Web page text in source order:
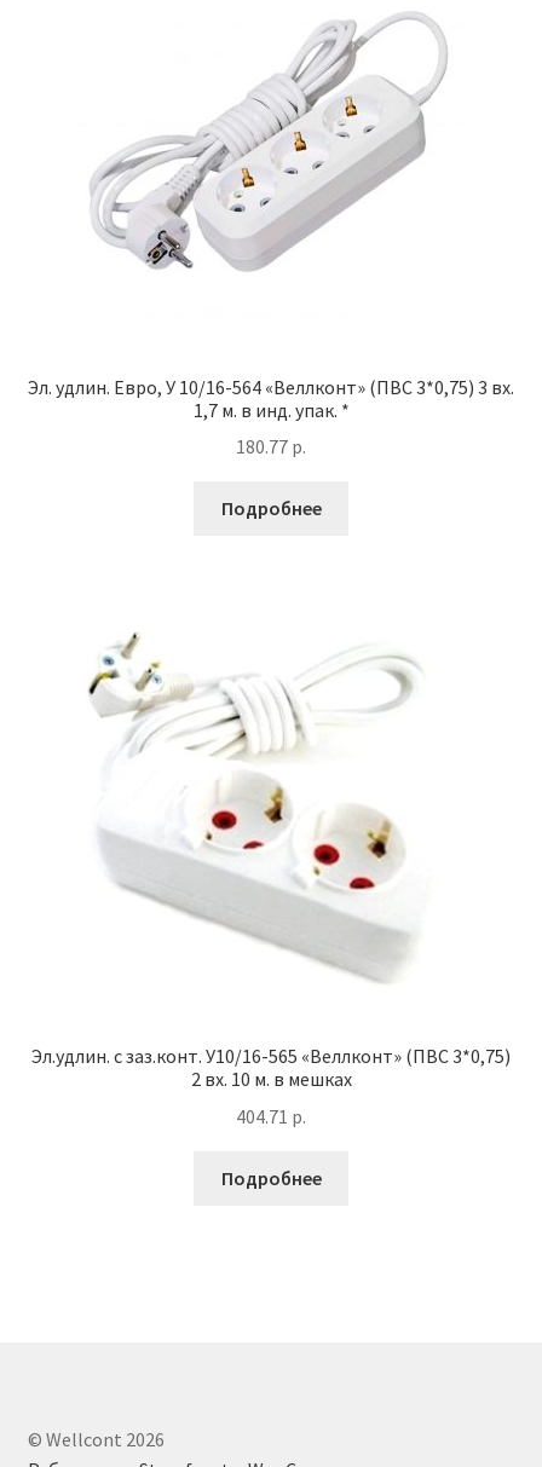
Эл. удлин. Евро, У 10/16-564 «Веллконт» (ПВС 3*0,75) 3 вх.
1,7 м. в инд. упак. *
180.77 р.
Подробнее
Эл.удлин. с заз.конт. У10/16-565 «Веллконт» (ПВС 3*0,75)
2 вх. 10 м. в мешках
404.71 р.
Подробнее
© Wellcont 2026